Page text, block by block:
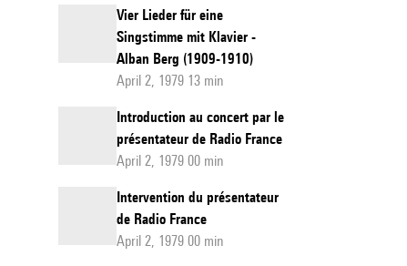
Vier Lieder für eine
Singstimme mit Klavier -
Alban Berg (1909-1910)
April 2, 1979 13 min
Introduction au concert par le
présentateur de Radio France
April 2, 1979 00 min
Intervention du présentateur
de Radio France
April 2, 1979 00 min